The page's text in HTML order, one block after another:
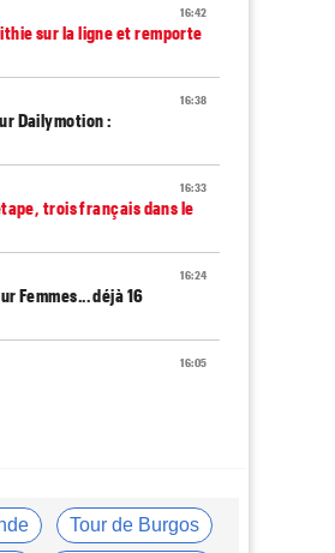
16:42
sur la ligne et remporte
16:38
Dailymotion :
16:33
trois français dans le
16:24
Femmes... déjà 16
16:05
une grosse équipe
15:19
Tour de Burgos